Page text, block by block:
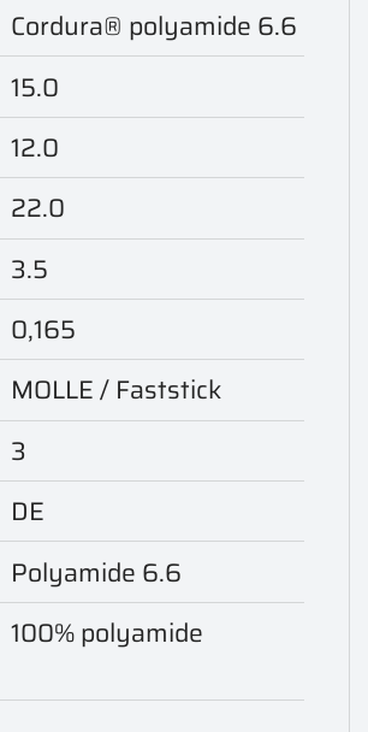
Cordura® polyamide 6.6
15.0
12.0
22.0
3.5
0,165
MOLLE / Faststick
3
DE
Polyamide 6.6
100% polyamide